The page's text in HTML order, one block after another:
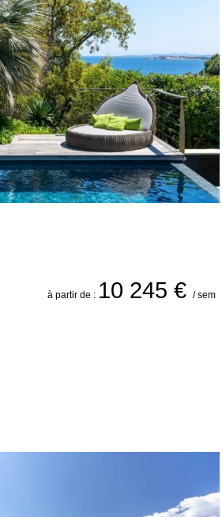
à partir de : 10 245 € / sem